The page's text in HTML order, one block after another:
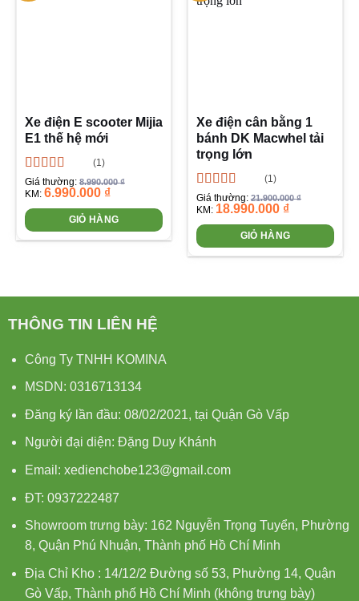
Xe điện E scooter Mijia
E1 thế hệ mới
Được xếp
hạng5.005
sao
(1)
Giá thường:8.990.000₫
KM: 6.990.000 ₫
GIỎ HÀNG
Xe điện cân bằng 1
bánh DK Macwhel tải
trọng lớn
Được xếp
hạng5.005
sao
(1)
Giá thường:21.900.000₫
KM: 18.990.000 ₫
GIỎ HÀNG
THÔNG TIN LIÊN HỆ
Công Ty TNHH KOMINA
MSDN: 0316713134
Đăng ký lần đầu: 08/02/2021, tại Quận Gò Vấp
Người đại diện: Đặng Duy Khánh
Email: xedienchobe123@gmail.com
ĐT: 0937222487
Showroom trưng bày: 162 Nguyễn Trọng Tuyển, Phường
8, Quận Phú Nhuận, Thành phố Hồ Chí Minh
Địa Chỉ Kho : 14/12/2 Đường số 53, Phường 14, Quận
Gò Vấp, Thành phố Hồ Chí Minh (không trưng bày)